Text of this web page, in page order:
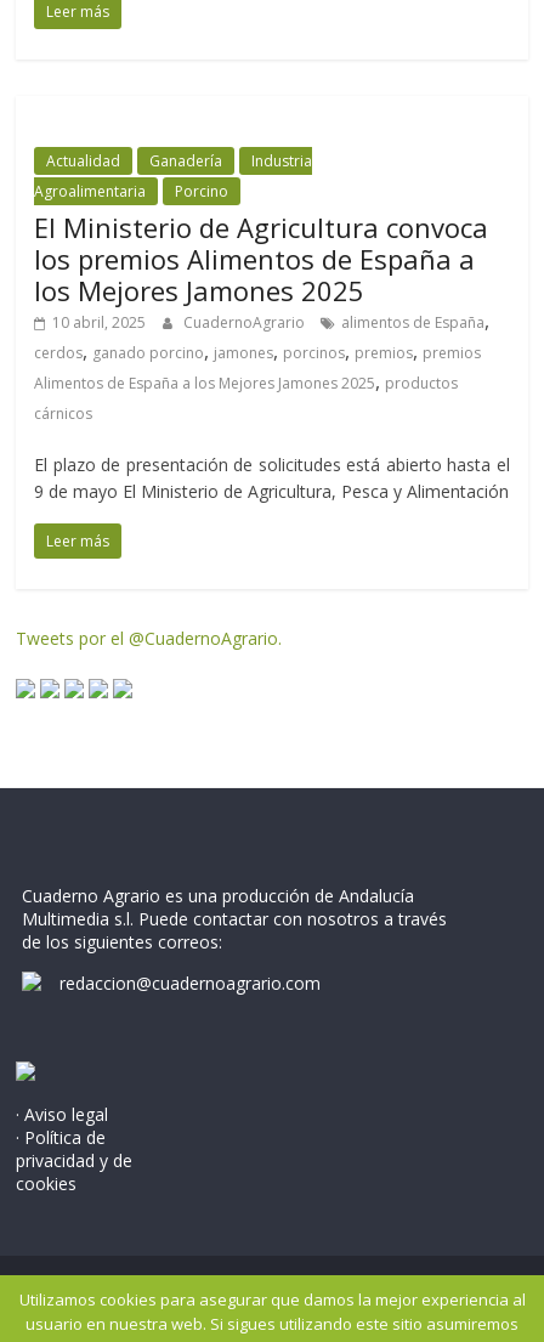
Leer más
Actualidad Ganadería
Industria
Agroalimentaria
Porcino
El Ministerio de Agricultura convoca
los premios Alimentos de España a
los Mejores Jamones 2025
10 abril, 2025 CuadernoAgrario alimentos de España,
cerdos, ganado porcino, jamones, porcinos, premios, premios
Alimentos de España a los Mejores Jamones 2025, productos
cárnicos
El plazo de presentación de solicitudes está abierto hasta el
9 de mayo El Ministerio de Agricultura, Pesca y Alimentación
Leer más
Tweets por el @CuadernoAgrario.
Cuaderno Agrario es una producción de Andalucía
Multimedia s.l. Puede contactar con nosotros a través
de los siguientes correos:
redaccion@cuadernoagrario.com
· Aviso legal
· Política de
privacidad y de
cookies
Copyright © 2026Cuaderno Agrario. Todos los derechos
reservados..
Utilizamos cookies para asegurar que damos la mejor experiencia al
usuario en nuestra web. Si sigues utilizando este sitio asumiremos